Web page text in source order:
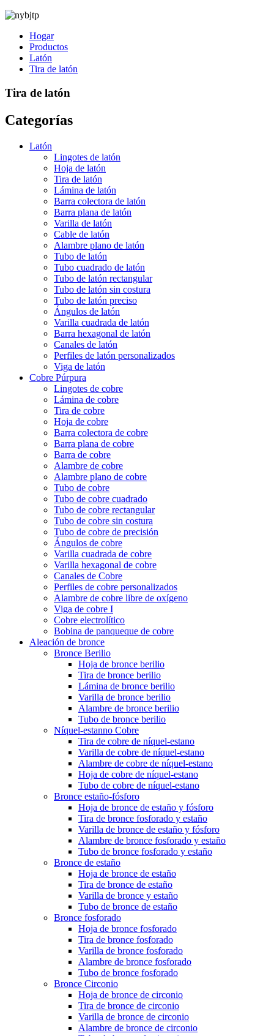
Hogar
Productos
Latón
Tira de latón
Tira de latón
Categorías
Latón
Lingotes de latón
Hoja de latón
Tira de latón
Lámina de latón
Barra colectora de latón
Barra plana de latón
Varilla de latón
Cable de latón
Alambre plano de latón
Tubo de latón
Tubo cuadrado de latón
Tubo de latón rectangular
Tubo de latón sin costura
Tubo de latón preciso
Ángulos de latón
Varilla cuadrada de latón
Barra hexagonal de latón
Canales de latón
Perfiles de latón personalizados
Viga de latón
Cobre Púrpura
Lingotes de cobre
Lámina de cobre
Tira de cobre
Hoja de cobre
Barra colectora de cobre
Barra plana de cobre
Barra de cobre
Alambre de cobre
Alambre plano de cobre
Tubo de cobre
Tubo de cobre cuadrado
Tubo de cobre rectangular
Tubo de cobre sin costura
Tubo de cobre de precisión
Ángulos de cobre
Varilla cuadrada de cobre
Varilla hexagonal de cobre
Canales de Cobre
Perfiles de cobre personalizados
Alambre de cobre libre de oxígeno
Viga de cobre I
Cobre electrolítico
Bobina de panqueque de cobre
Aleación de bronce
Bronce Berilio
Hoja de bronce berilio
Tira de bronce berilio
Lámina de bronce berilio
Varilla de bronce berilio
Alambre de bronce berilio
Tubo de bronce berilio
Níquel-estanno Cobre
Tira de cobre de níquel-estano
Varilla de cobre de níquel-estano
Alambre de cobre de níquel-estano
Hoja de cobre de níquel-estano
Tubo de cobre de níquel-estano
Bronce estaño-fósforo
Hoja de bronce de estaño y fósforo
Tira de bronce fosforado y estaño
Varilla de bronce de estaño y fósforo
Alambre de bronce fosforado y estaño
Tubo de bronce fosforado y estaño
Bronce de estaño
Hoja de bronce de estaño
Tira de bronce de estaño
Varilla de bronce y estaño
Tubo de bronce de estaño
Bronce fosforado
Hoja de bronce fosforado
Tira de bronce fosforado
Varilla de bronce fosforado
Alambre de bronce fosforado
Tubo de bronce fosforado
Bronce Circonio
Hoja de bronce de circonio
Tira de bronce de circonio
Varilla de bronce de circonio
Alambre de bronce de circonio